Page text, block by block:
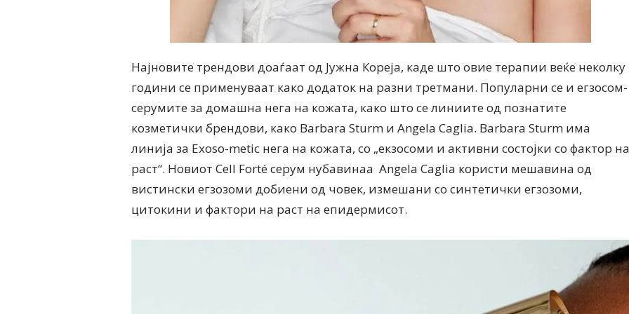
Најновите трендови доаѓаат од Јужна Кореја, каде што овие терапии веќе неколку
години се применуваат како додаток на разни третмани. Популарни се и егзосом-
серумите за домашна нега на кожата, како што се линиите од познатите
козметички брендови, како Barbara Sturm и Angela Caglia. Barbara Sturm има
линија за Exoso-metic нега на кожата, со „екзосоми и активни состојки со фактор на
раст“. Новиот Cell Forté серум нубавинаа Angela Caglia користи мешавина од
вистински егзозоми добиени од човек, измешани со синтетички егзозоми,
цитокини и фактори на раст на епидермисот.